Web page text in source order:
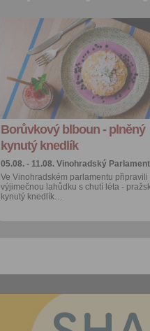
Borůvkový blboun - plněný
kynutý knedlík
05.08. - 11.08. Vinohradský Parlament
Ve Vinohradském parlamentu připravili
výjimečnou lahůdku s chutí léta -
kynutý knedlík…
Přidat do
oblíbených
Sdílet:
Facebook
export do
kalendáře
Více výhod pro
přihlášené